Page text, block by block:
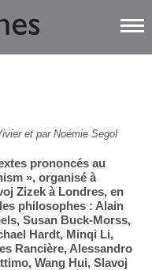
et par Noémie Segol
prononcés au
», organisé à
Zizek à Londres, en
philosophes : Alain
Susan Buck-Morss,
Hardt, Minqi Li,
Rancière, Alessandro
Wang Hui, Slavoj